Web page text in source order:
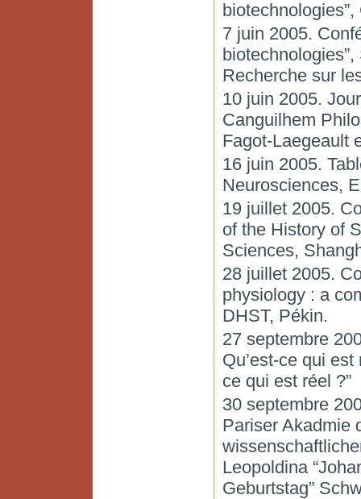
7 juin 2005.
Recherche sur
10 juin 2005.
Canguilhem
Fagot-Laegeault
16 juin 2005.
Neurosciences,
19 juillet 2005.
of the History of
Sciences,
28 juillet 2005.
physiology : a
DHST, Pékin.
27 septembre
Qu’est-ce qui
ce qui est réel ?”
30 septembre
Pariser Akadmie
Leopoldina
Geburtstag”